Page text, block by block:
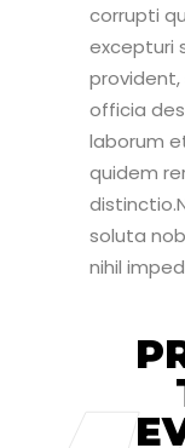
corrupti
excepturi
provident,
officia
laborum
quidem
soluta
nihil